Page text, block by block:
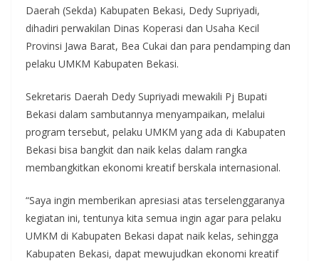
Daerah (Sekda) Kabupaten Bekasi, Dedy Supriyadi,
dihadiri perwakilan Dinas Koperasi dan Usaha Kecil
Provinsi Jawa Barat, Bea Cukai dan para pendamping dan
pelaku UMKM Kabupaten Bekasi.
Sekretaris Daerah Dedy Supriyadi mewakili Pj Bupati
Bekasi dalam sambutannya menyampaikan, melalui
program tersebut, pelaku UMKM yang ada di Kabupaten
Bekasi bisa bangkit dan naik kelas dalam rangka
membangkitkan ekonomi kreatif berskala internasional.
“Saya ingin memberikan apresiasi atas terselenggaranya
kegiatan ini, tentunya kita semua ingin agar para pelaku
UMKM di Kabupaten Bekasi dapat naik kelas, sehingga
Kabupaten Bekasi, dapat mewujudkan ekonomi kreatif